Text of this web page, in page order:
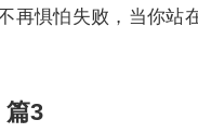
惧怕失败，当你站在
篇3